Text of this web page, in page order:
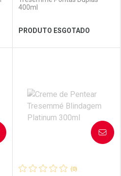
Ver Desconto Convênio
400ml
PRODUTO ESGOTADO
Laboratório
Por Menos
(0)
AVISE-ME